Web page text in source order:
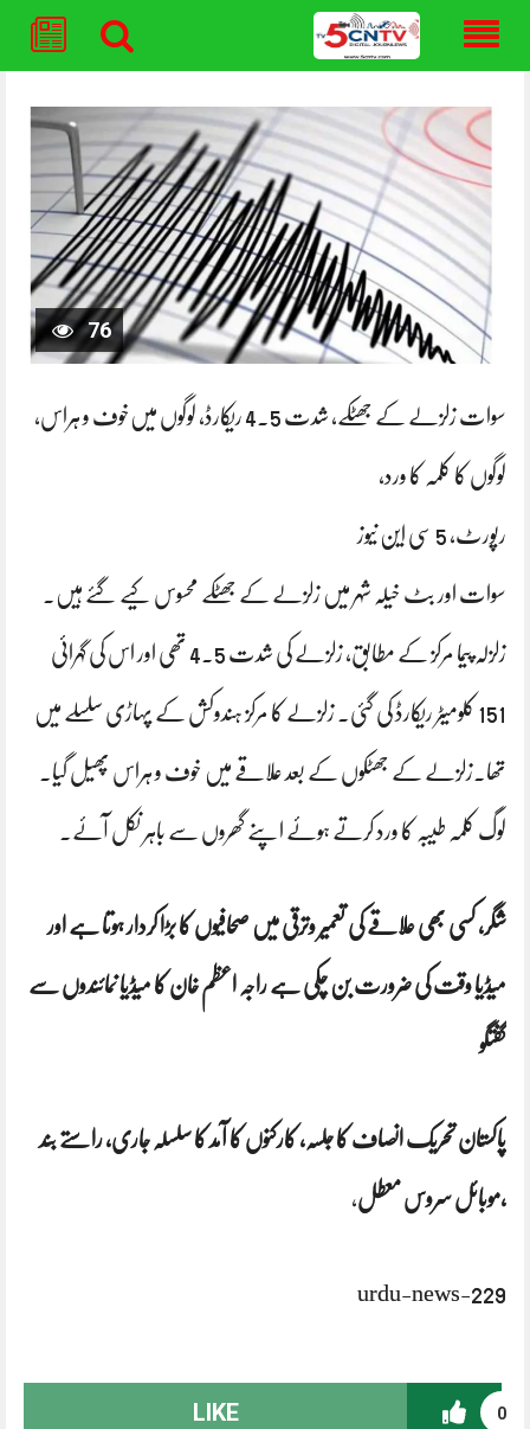
content
76
سوات زلزلے کے جھٹکے، شدت 4.5 ریکارڈ، لوگوں میں‌خوف و ہراس،
لوگوں کا کلمہ کا ورد،
رپورٹ، 5 سی این نیوز
سوات اور بٹ خیلہ شہر میں زلزلے کے جھٹکے محسوس کیے گئے ہیں۔
زلزلہ پیما مرکز کے مطابق، زلزلے کی شدت 4.5 تھی اور اس کی گہرائی
151 کلومیٹر ریکارڈ کی گئی۔ زلزلے کا مرکز ہندوکش کے پہاڑی سلسلے میں
تھا۔زلزلے کے جھٹکوں کے بعد علاقے میں خوف و ہراس پھیل گیا۔
لوگ کلمہ طیبہ کا ورد کرتے ہوئے اپنے گھروں سے باہر نکل آئے۔
شگر، کسی بھی علاقے کی تعمیر وترقی میں صحافیوں کا بڑا کردار ہوتا ہے اور
میڈیا وقت کی ضرورت بن چکی ہے راجہ اعظم خان کا میڈیا نمائندوں سے
گفتگو
پاکستان تحریک انصاف کا جلسہ، کارکنوں کا آمد کا سلسلہ جاری، راستے بند
،موبائل سروس معطل،
urdu-news-229
0
LIKE